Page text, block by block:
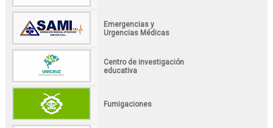
Emergencias y
Urgencias Médicas
Centro de investigación
educativa
Fumigaciones